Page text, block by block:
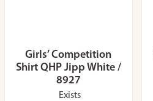
Girls’ Competition
Shirt QHP Jipp White /
8927
Exists